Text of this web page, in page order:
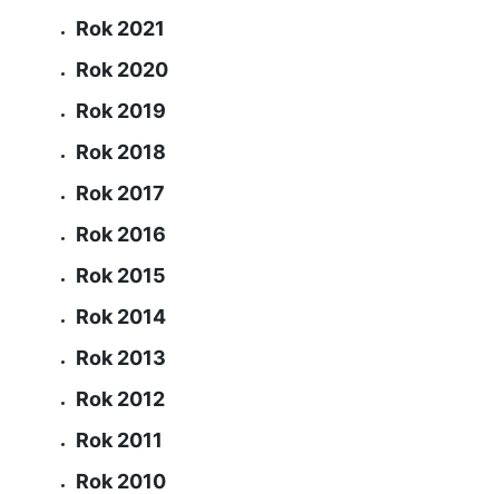
Rok 2021
Rok 2020
Rok 2019
Rok 2018
Rok 2017
Rok 2016
Rok 2015
Rok 2014
Rok 2013
Rok 2012
Rok 2011
Rok 2010